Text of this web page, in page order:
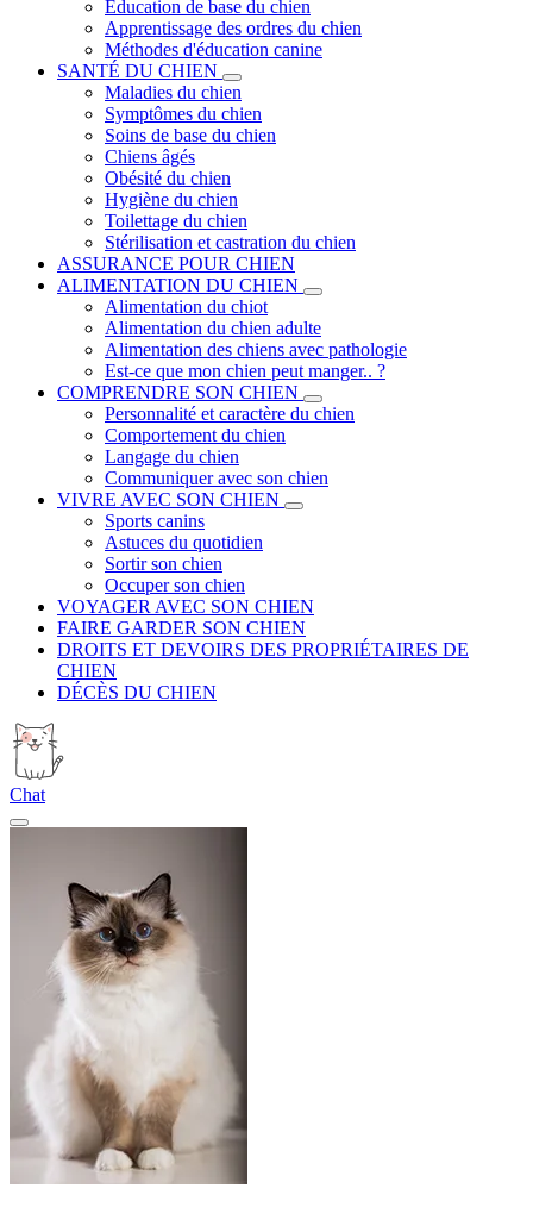
Education de base du chien
Apprentissage des ordres du chien
Méthodes d'éducation canine
SANTÉ DU CHIEN
Maladies du chien
Symptômes du chien
Soins de base du chien
Chiens âgés
Obésité du chien
Hygiène du chien
Toilettage du chien
Stérilisation et castration du chien
ASSURANCE POUR CHIEN
ALIMENTATION DU CHIEN
Alimentation du chiot
Alimentation du chien adulte
Alimentation des chiens avec pathologie
Est-ce que mon chien peut manger.. ?
COMPRENDRE SON CHIEN
Personnalité et caractère du chien
Comportement du chien
Langage du chien
Communiquer avec son chien
VIVRE AVEC SON CHIEN
Sports canins
Astuces du quotidien
Sortir son chien
Occuper son chien
VOYAGER AVEC SON CHIEN
FAIRE GARDER SON CHIEN
DROITS ET DEVOIRS DES PROPRIÉTAIRES DE
CHIEN
DÉCÈS DU CHIEN
Chat